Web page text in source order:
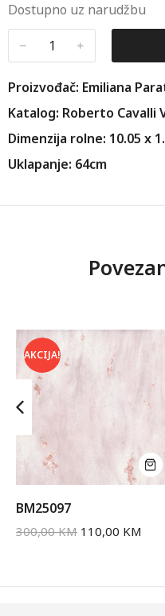
Dostupno uz narudžbu
﹣ ﹢
Proizvođač: Emiliana
Katalog: Roberto Cavalli
Dimenzija rolne: 10.05 x
Uklapanje: 64cm
AKCIJA!
BM25097
300,00KM 110,00 KM